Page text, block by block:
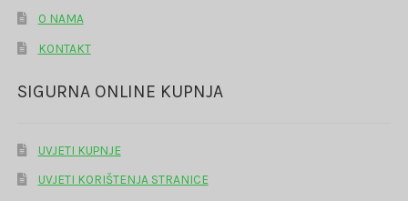
O NAMA
KONTAKT
SIGURNA ONLINE KUPNJA
UVJETI KUPNJE
UVJETI KORIŠTENJA STRANICE